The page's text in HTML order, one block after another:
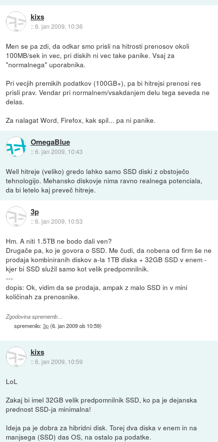
kixs
::6. jan 2009, 10:36
Men se pa zdi, da odkar smo prisli na hitrosti prenosov okoli
100MB/sek in vec, pri diskih ni vec take panike. Vsaj za
"normalnega" uporabnika.
Pri vecjih premikih podatkov (100GB+), pa bi hitrejsi prenosi res
prisli prav. Vendar pri normalnem/vsakdanjem delu tega seveda ne
delas.
Za nalagat Word, Firefox, kak spil... pa ni panike.
OmegaBlue
::6. jan 2009, 10:43
Well hitreje (veliko) gredo lahko samo SSD diski z obstoječo
tehnologijo. Mehansko diskovje nima ravno realnega potenciala,
da bi letelo kaj preveč hitreje.
3p
::6. jan 2009, 10:53
Hm. A niti 1.5TB ne bodo dali ven?
Drugače pa, ko je govora o SSD. Me čudi, da nobena od firm še ne
prodaja kombiniranih diskov a-la 1TB diska + 32GB SSD v enem -
kjer bi SSD služil samo kot velik predpomnilnik.
---
dopis: Ok, vidim da se prodaja, ampak z malo SSD in v mini
količinah za prenosnike.
Zgodovina sprememb…
spremenilo:3p(6. jan 2009 ob 10:59)
kixs
::6. jan 2009, 10:59
LoL
Zakaj bi imel 32GB velik predpomnilnik SSD, ko pa je dejanska
prednost SSD-ja minimalna!
Ideja pa je dobra za hibridni disk. Torej dva diska v enem in na
manjsega (SSD) das OS, na ostalo pa podatke.